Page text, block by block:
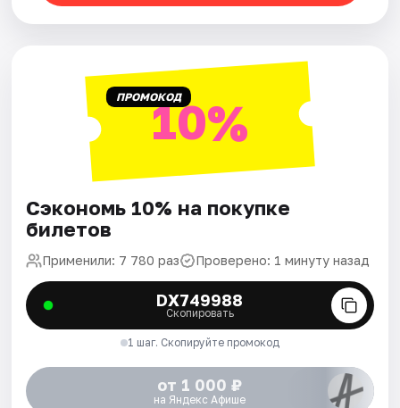
ПРОМОКОД10%
Сэкономь 10% на покупке
билетов
Применили: 7 780 раз Проверено: 1 минуту назад
DX749988
Скопировать
1 шаг. Скопируйте промокод
от 1 000 ₽
на Яндекс Афише